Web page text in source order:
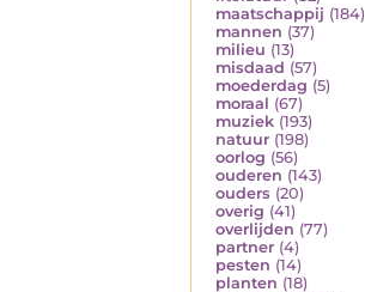
maatschappij (184)
mannen (37)
milieu (13)
misdaad (57)
moederdag (5)
moraal (67)
muziek (193)
natuur (198)
oorlog (56)
ouderen (143)
ouders (20)
overig (41)
overlijden (77)
partner (4)
pesten (14)
planten (18)